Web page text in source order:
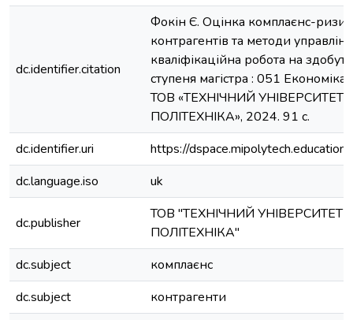
dc.identifier.citation
Фокін Є. Оцінка комплаєнс-
контрагентів та методи
кваліфікаційна робота на
ступеня магістра : 051
ТОВ «ТЕХНІЧНИЙ УНІВЕРСИТЕТ
ПОЛІТЕХНІКА», 2024. 91 с.
dc.identifier.uri
https://
dc.language.iso
uk
dc.publisher
ТОВ "ТЕХНІЧНИЙ УНІВЕРСИТЕТ
ПОЛІТЕХНІКА"
dc.subject
комплаєнс
dc.subject
контрагенти